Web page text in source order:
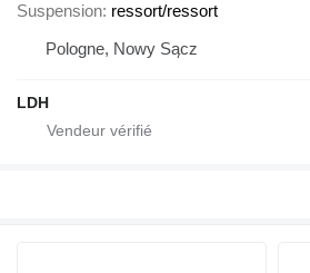
Suspension ressort/ressort
Pologne, Nowy Sącz
LDH